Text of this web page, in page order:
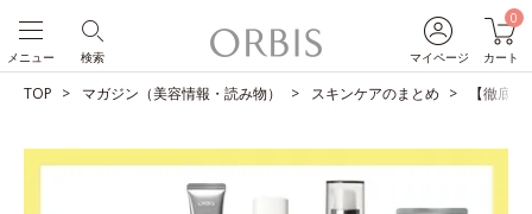
マイページ
0
カート
検索
メニュー
TOP マガジン（美容情報・読み物） スキンケアのまとめ 【徹底